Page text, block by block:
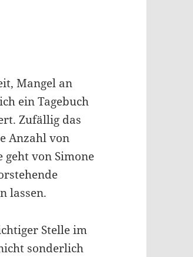
Mangel an
ein Tagebuch
Zufällig das
Anzahl von
von Simone
lassen.
Stelle im
sonderlich